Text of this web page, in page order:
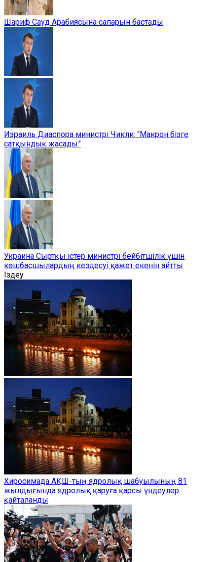
Шариф Сауд Арабиясына сапарын бастады
Израиль Диаспора министрі Чикли: “Макрон бізге
сатқындық жасады”
Украина Сыртқы істер министрі бейбітшілік үшін
көшбасшылардың кездесуі қажет екенін айтты
Іздеу
Хиросимада АҚШ-тың ядролық шабуылының 81
жылдығында ядролық қаруға қарсы үндеулер
қайталанды